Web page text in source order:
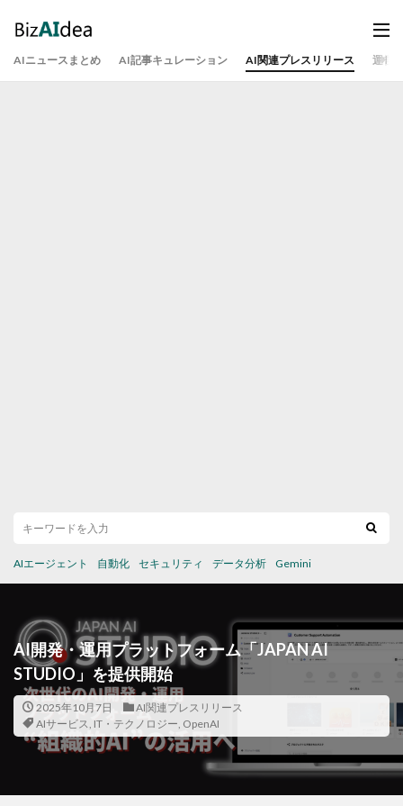
AIニュースまとめ AI記事キュレーション AI関連プレスリリース 運営
AIエージェント 自動化 セキュリティ データ分析 Gemini
AI開発・運用プラットフォーム「JAPAN AI
STUDIO」を提供開始
2025年10月7日
AI関連プレスリリース
AIサービス, IT・テクノロジー, OpenAI